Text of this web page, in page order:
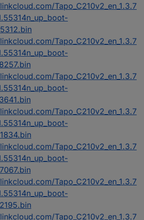
Tapo_C210v2_en_1.3.7
Tapo_C210v2_en_1.3.7
Tapo_C210v2_en_1.3.7
Tapo_C210v2_en_1.3.7
Tapo_C210v2_en_1.3.7
Tapo_C210v2_en_1.3.7
Tapo_C210v2_en_1.3.7